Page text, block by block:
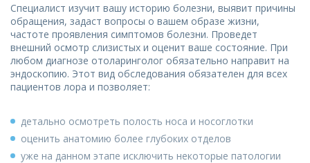
Специалист изучит вашу историю болезни, выявит причины
обращения, задаст вопросы о вашем образе жизни,
частоте проявления симптомов болезни. Проведет
внешний осмотр слизистых и оценит ваше состояние. При
любом диагнозе отоларинголог обязательно направит на
эндоскопию. Этот вид обследования обязателен для всех
пациентов лора и позволяет:
детально осмотреть полость носа и носоглотки
оценить анатомию более глубоких отделов
уже на данном этапе исключить некоторые патологии